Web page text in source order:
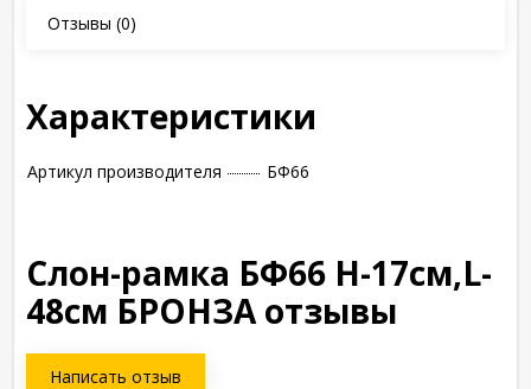
Отзывы (0)
Характеристики
Артикул производителя БФ66
Слон-рамка БФ66 Н-17см,L-
48см БРОНЗА отзывы
Написать отзыв